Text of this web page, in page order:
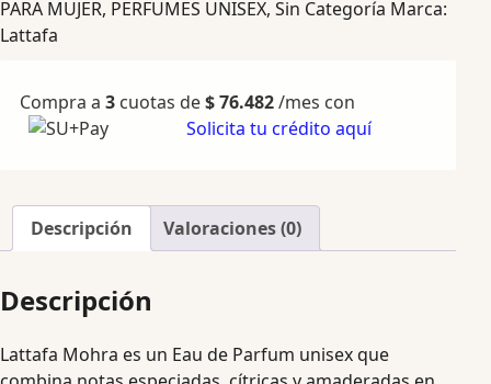
PARA MUJER, PERFUMES UNISEX, Sin Categoría Marca:
Lattafa
Compra a 3 cuotas de$76.482/mes con
Solicita tu crédito aquí
Descripción Valoraciones (0)
Descripción
Lattafa Mohra es un Eau de Parfum unisex que